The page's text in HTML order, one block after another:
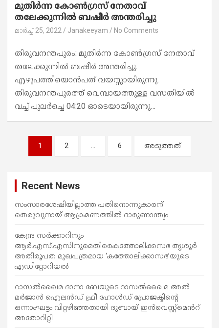
മുതിർന്ന കോൺഗ്രസ് നേതാവ്
തലേക്കുന്നിൽ ബഷീർ അന്തരിച്ചു
മാർച്ച്‌ 25, 2022 Janakeeyam No Comments
തിരുവനന്തപുരം: മുതിര്‍ന്ന കോണ്‍ഗ്രസ് നേതാവ്
തലേക്കുന്നിൽ ബഷീർ അന്തരിച്ചു.
എഴുപത്തിയൊൻപത് വയസ്സായിരുന്നു.
തിരുവനന്തപുരത്ത് വെമ്പായത്തുള്ള വസതിയിൽ
വച്ച് പുലർച്ചെ 04:20 ഓടെയായിരുന്നു…
ളി
ലൂ
ടെ
1 2 … 6 അടുത്തത്
Recent News
സംസാരശേഷിയില്ലാത്ത പതിനൊന്നുകാരന്
തെരുവുനായ് ആക്രമണത്തില്‍ ദാരുണാന്ത്യം
കേന്ദ്ര സർക്കാറിനും
ആർ.എസ്.എസിനുമെതിരെകത്തോലിക്കസഭ തൃശൂർ
അതിരൂപത മുഖപത്രമായ ‘കത്തോലിക്കാസഭ’യുടെ
എഡിറ്റോറിയൽ
റാസൽഖൈമ ദാനാ ബേയുടെ റാസൽഖൈമ അൽ
മർജാൻ ഐലൻഡ് ഫ്രീ ഹോൾഡ് പ്രോജക്ടിന്റെ
ഒന്നാംഘട്ടം വിറ്റഴിഞ്ഞതായി ദുബായ് ഇൻവെസ്റ്റ്‌മെൻറ്
അതോറിറ്റി